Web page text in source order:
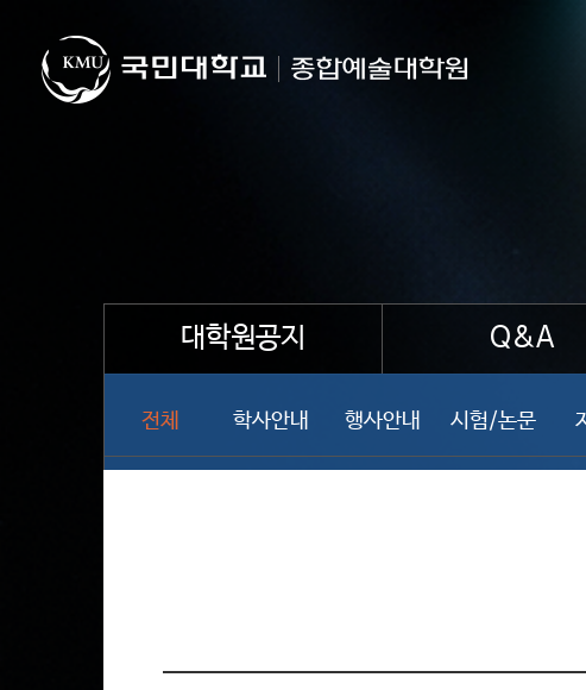
대학원공지
전체 학사안내 행사안내 시험/논문
Q&A